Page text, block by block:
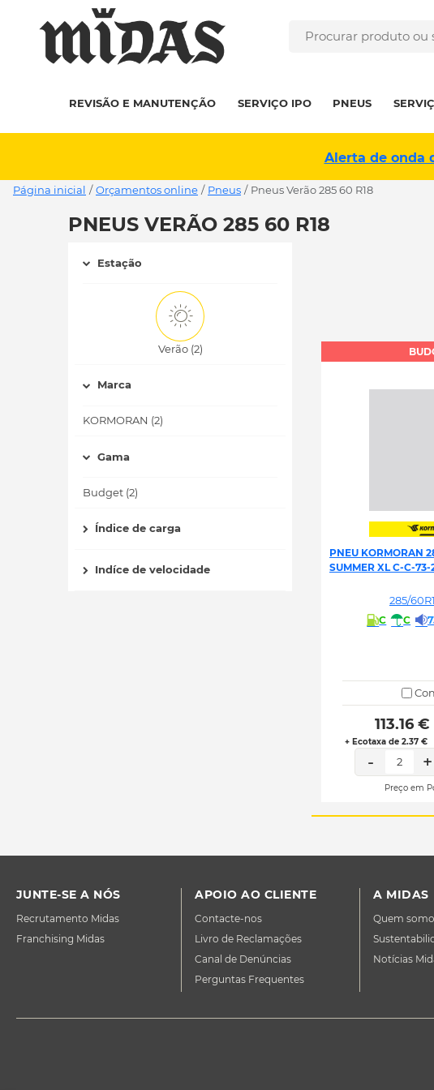
REVISÃO E MANUTENÇÃO SERVIÇO IPO PNEUS
Alerta de onda
Página inicial / Orçamentos online / Pneus / pneus Verão 285 60 R18
PNEUS VERÃO 285 60 R18
Estação
Verão (2)
Marca
KORMORAN (2)
Gama
Budget (2)
Índice de carga
Indíce de velocidade
PNEU KORMORAN
SUMMER XL C-C-73-
285/
C C
113.16 €
+ Ecotaxa de 2.37 €
- 2 +
Preço em
JUNTE-SE A NÓS
Recrutamento Midas
Franchising Midas
APOIO AO CLIENTE
Contacte-nos
Livro de Reclamações
Canal de Denúncias
Perguntas Frequentes
A MIDAS
Quem
Notícias